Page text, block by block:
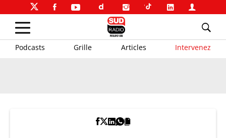
Podcasts Grille Articles Intervenez